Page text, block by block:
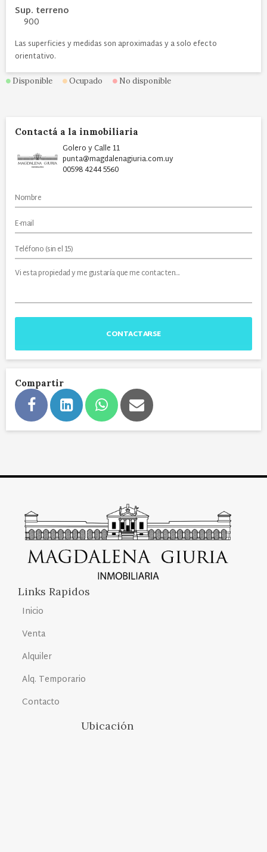
Sup. terreno
900
Las superficies y medidas son aproximadas y a solo efecto
orientativo.
Disponible Ocupado No disponible
Contactá a la inmobiliaria
Golero y Calle 11
punta@magdalenagiuria.com.uy
00598 4244 5560
CONTACTARSE
Compartir
Links Rapidos
Inicio
Venta
Alquiler
Alq. Temporario
Contacto
Ubicación